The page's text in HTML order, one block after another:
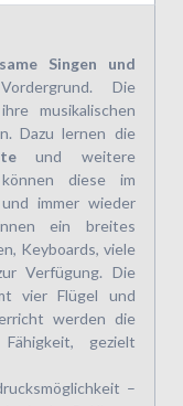
Singen und
Die
musikalischen
Dazu lernen die
und weitere
diese im
immer wieder
ein breites
Keyboards, viele
Verfügung. Die
vier Flügel und
werden die
gezielt
–